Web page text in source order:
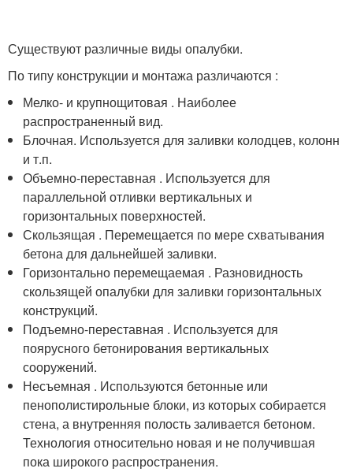
Существуют различные виды опалубки.
По типу конструкции и монтажа различаются :
Мелко- и крупнощитовая . Наиболее
распространенный вид.
Блочная. Используется для заливки колодцев, колонн
и т.п.
Объемно-переставная . Используется для
параллельной отливки вертикальных и
горизонтальных поверхностей.
Скользящая . Перемещается по мере схватывания
бетона для дальнейшей заливки.
Горизонтально перемещаемая . Разновидность
скользящей опалубки для заливки горизонтальных
конструкций.
Подъемно-переставная . Используется для
поярусного бетонирования вертикальных
сооружений.
Несъемная . Используются бетонные или
пенополистирольные блоки, из которых собирается
стена, а внутренняя полость заливается бетоном.
Технология относительно новая и не получившая
пока широкого распространения.